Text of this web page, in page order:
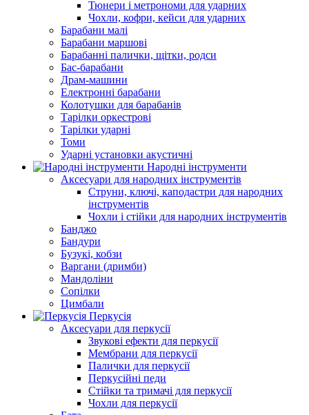
Тюнери і метрономи для ударних
Чохли, кофри, кейси для ударних
Барабани малі
Барабани маршові
Барабанні палички, щітки, родси
Бас-барабани
Драм-машини
Електронні барабани
Колотушки для барабанів
Тарілки оркестрові
Тарілки ударні
Томи
Ударні установки акустичні
Народні інструменти
Аксесуари для народних інструментів
Струни, ключі, каподастри для народних
інструментів
Чохли і стійки для народних інструментів
Банджо
Бандури
Бузукі, кобзи
Варгани (дримби)
Мандоліни
Сопілки
Цимбали
Перкусія
Аксесуари для перкусії
Звукові ефекти для перкусії
Мембрани для перкусії
Палички для перкусії
Перкусійні педи
Стійки та тримачі для перкусії
Чохли для перкусії